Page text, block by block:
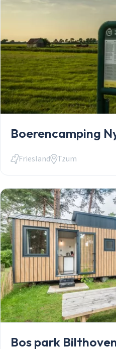
Boerencamping
Friesland Tzum
Bos park